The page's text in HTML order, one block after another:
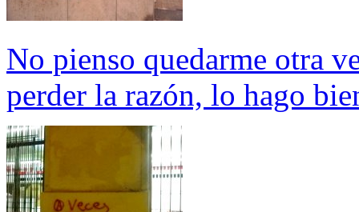
No pienso quedarme otra
perder la razón, lo hago